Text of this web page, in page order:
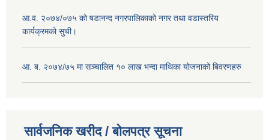
आ.व. २०७४/०७५ को षडानन्द नगरपालिकाको नगर तथा वडास्तरिय
कार्यक्रमको सुची।
आ. ब. २०७४/७५ मा सञ्चालित १० लाख भन्दा माथिका योजनाको बिवरणहरु
सार्वजनिक खरीद / बोलपत्र सूचना